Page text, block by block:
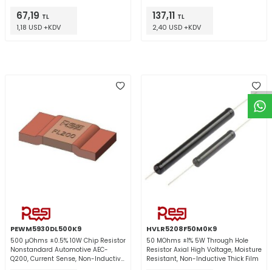
W
h
t
a
p
p
D
e
s
e
H
a
t
t
67,19 TL
1,18 USD +KDV
137,11 TL
2,40 USD +KDV
PEWM5930DL500K9
500 µOhms ±0.5% 10W Chip Resistor
Nonstandard Automotive AEC-
Q200, Current Sense, Non-Inductive
HVLR5208F50M0K9
50 MOhms ±1% 5W Through Hole
Resistor Axial High Voltage, Moisture
Resistant, Non-Inductive Thick Film